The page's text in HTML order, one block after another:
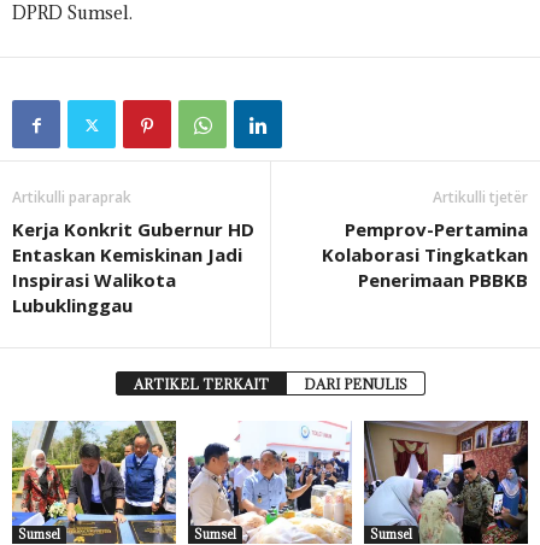
DPRD Sumsel.
Artikulli paraprak
Kerja Konkrit Gubernur HD
Entaskan Kemiskinan Jadi
Inspirasi Walikota
Lubuklinggau
Artikulli tjetër
Pemprov-Pertamina
Kolaborasi Tingkatkan
Penerimaan PBBKB
ARTIKEL TERKAIT DARI PENULIS
Sumsel Sumsel Sumsel